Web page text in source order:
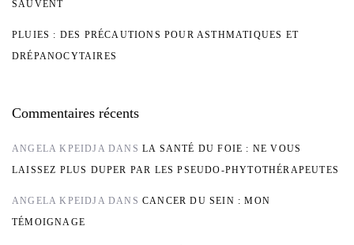
SAUVENT
PLUIES : DES PRÉCAUTIONS POUR ASTHMATIQUES ET
DRÉPANOCYTAIRES
Commentaires récents
ANGELA KPEIDJA DANSLA SANTÉ DU FOIE : NE VOUS
LAISSEZ PLUS DUPER PAR LES PSEUDO-PHYTOTHÉRAPEUTES
ANGELA KPEIDJA DANSCANCER DU SEIN : MON
TÉMOIGNAGE